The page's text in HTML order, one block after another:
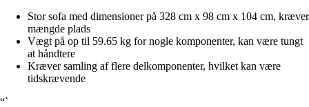
Stor sofa med dimensioner på 328 cm x 98 cm x 104 cm, kræver
mængde plads
Vægt på op til 59.65 kg for nogle komponenter, kan være tungt
at håndtere
Kræver samling af flere delkomponenter, hvilket kan være
tidskrævende
“`